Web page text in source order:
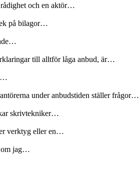
rådighet och en aktör…
på bilagor…
till alltför låga anbud, är…
under anbudstiden ställer frågor…
skrivtekniker…
verktyg eller en…
om jag…